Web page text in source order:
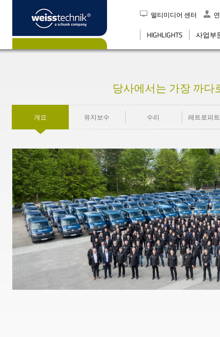
멀티미디어 센터
HIGHLIGHTS 사업부
검색
당사에서는 가장 까
개요 유지보수 수리 레트로피